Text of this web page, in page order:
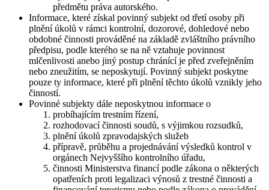
předmětu práva autorského.
Informace, které získal povinný subjekt od třetí osoby při
plnění úkolů v rámci kontrolní, dozorové, dohledové nebo
obdobné činnosti prováděné na základě zvláštního právního
předpisu, podle kterého se na ně vztahuje povinnost
mlčenlivosti anebo jiný postup chránící je před zveřejněním
nebo zneužitím, se neposkytují. Povinný subjekt poskytne
pouze ty informace, které při plnění těchto úkolů vznikly jeho
činností.
Povinné subjekty dále neposkytnou informace o
probíhajícím trestním řízení,
rozhodovací činnosti soudů, s výjimkou rozsudků,
plnění úkolů zpravodajských služeb
přípravě, průběhu a projednávání výsledků kontrol v
orgánech Nejvyššího kontrolního úřadu,
činnosti Ministerstva financí podle zákona o některých
opatřeních proti legalizaci výnosů z trestné činnosti a